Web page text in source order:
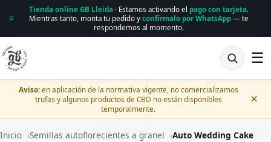
🛒
Tienda online GB Lleida · Estamos activando el pago con tarjeta.
Mientras tanto, monta tu pedido y confírmalo por WhatsApp— te
respondemos al momento.
☰
Aviso:en aplicación de la normativa vigente, no comercializamos
trufas y algunos productos de CBD no están disponibles
temporalmente.
×
Inicio ›Semillas autoflorecientes a granel ›Auto Wedding Cake